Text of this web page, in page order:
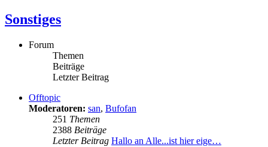
Sonstiges
Forum
Themen
Beiträge
Letzter Beitrag
Offtopic
Moderatoren: san, Bufofan
251 Themen
2388 Beiträge
Letzter Beitrag Hallo an Alle...ist hier eige…